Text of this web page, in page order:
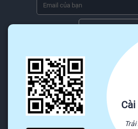
Chúng tôi sẽ không bao giờ chia sẻ thông tin
Dịch vụ khách
Trung tâm trợ giúp
Gửi khiếu nại
Chính sách & Quy